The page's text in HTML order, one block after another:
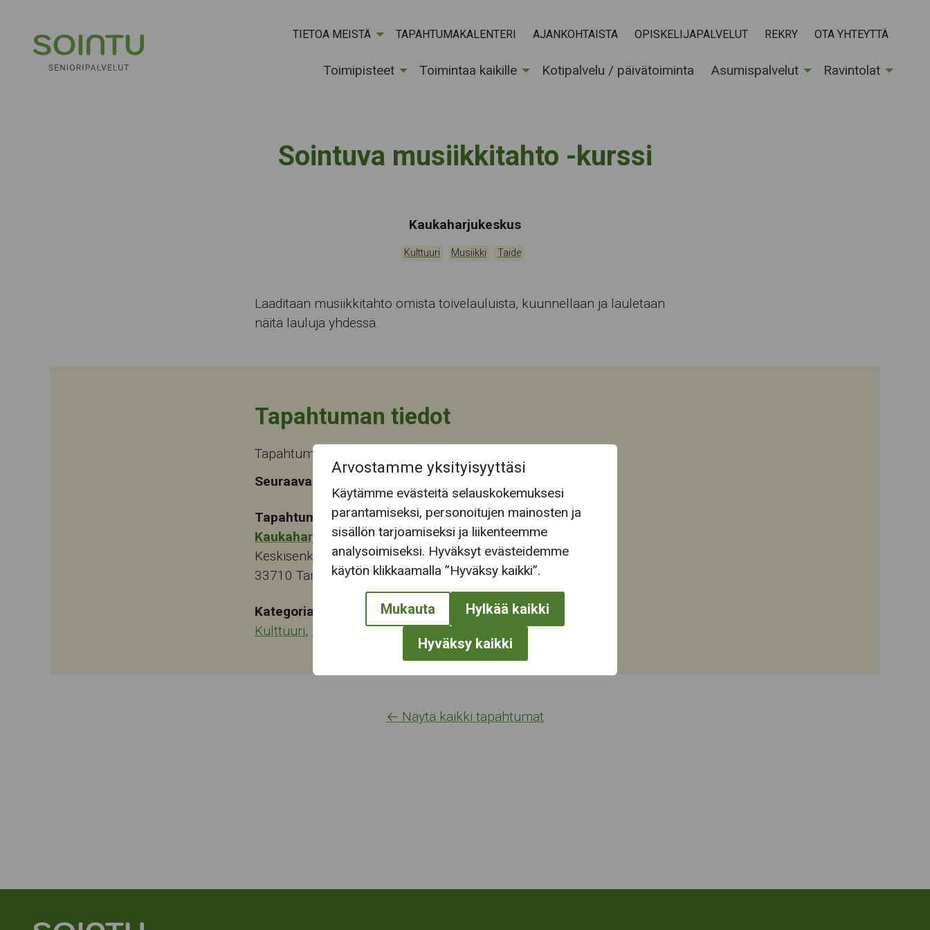
Arvostamme yksityisyyttäsi
Käytämme evästeitä selauskokemuksesi
parantamiseksi, personoitujen mainosten ja
sisällön tarjoamiseksi ja liikenteemme
analysoimiseksi. Hyväksyt evästeidemme
käytön klikkaamalla ”Hyväksy kaikki”.
Mukauta Hylkää kaikki
Hyväksy kaikki
TIETOA MEISTÄ TAPAHTUMAKALENTERI AJANKOHTAISTA OPISKELIJAPALVELUT REKRY OTA YHTEYTTÄ
Toimipisteet Toimintaa kaikille Kotipalvelu / päivätoiminta Asumispalvelut Ravintolat
Sointuva musiikkitahto -kurssi
Tapahtumapaikka:
Kaukaharjukeskus
Kategoriat:
Kulttuuri Musiikki Taide
Laaditaan musiikkitahto omista toivelauluista, kuunnellaan ja lauletaan
näitä lauluja yhdessä.
Tapahtuman tiedot
Tapahtuma päättyi ma 17.7.2023
Seuraava tapahtuma-aika
Tapahtumapaikka:
Kaukaharjukeskus
Keskisenkatu 13-15
33710 Tampere
Kategoriat:
Kulttuuri, Taide
← Näytä kaikki tapahtumat